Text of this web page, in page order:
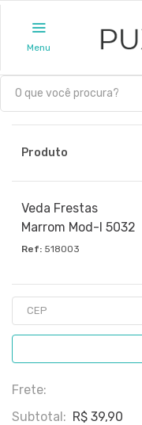
Menu
Produto
Veda Frestas
Marrom Mod-I 5032
Ref: 518003
Frete:
Subtotal: R$ 39,90